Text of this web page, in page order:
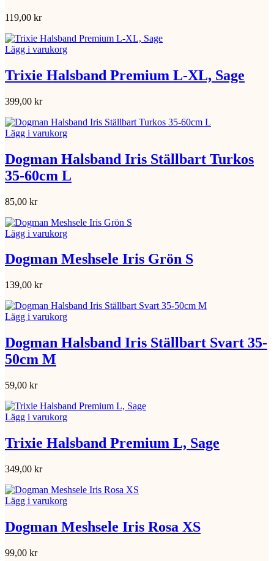
119,00 kr
Lägg i varukorg
Trixie Halsband Premium L-XL, Sage
399,00 kr
Lägg i varukorg
Dogman Halsband Iris Ställbart Turkos
35-60cm L
85,00 kr
Lägg i varukorg
Dogman Meshsele Iris Grön S
139,00 kr
Lägg i varukorg
Dogman Halsband Iris Ställbart Svart 35-
50cm M
59,00 kr
Lägg i varukorg
Trixie Halsband Premium L, Sage
349,00 kr
Lägg i varukorg
Dogman Meshsele Iris Rosa XS
99,00 kr